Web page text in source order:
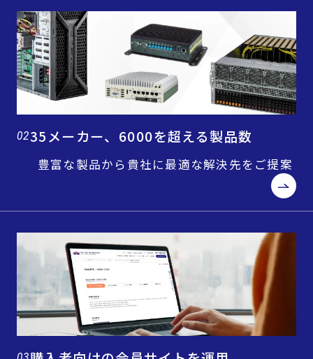
0235メーカー、6000を超える製品数
豊富な製品から貴社に最適な解決先をご提案